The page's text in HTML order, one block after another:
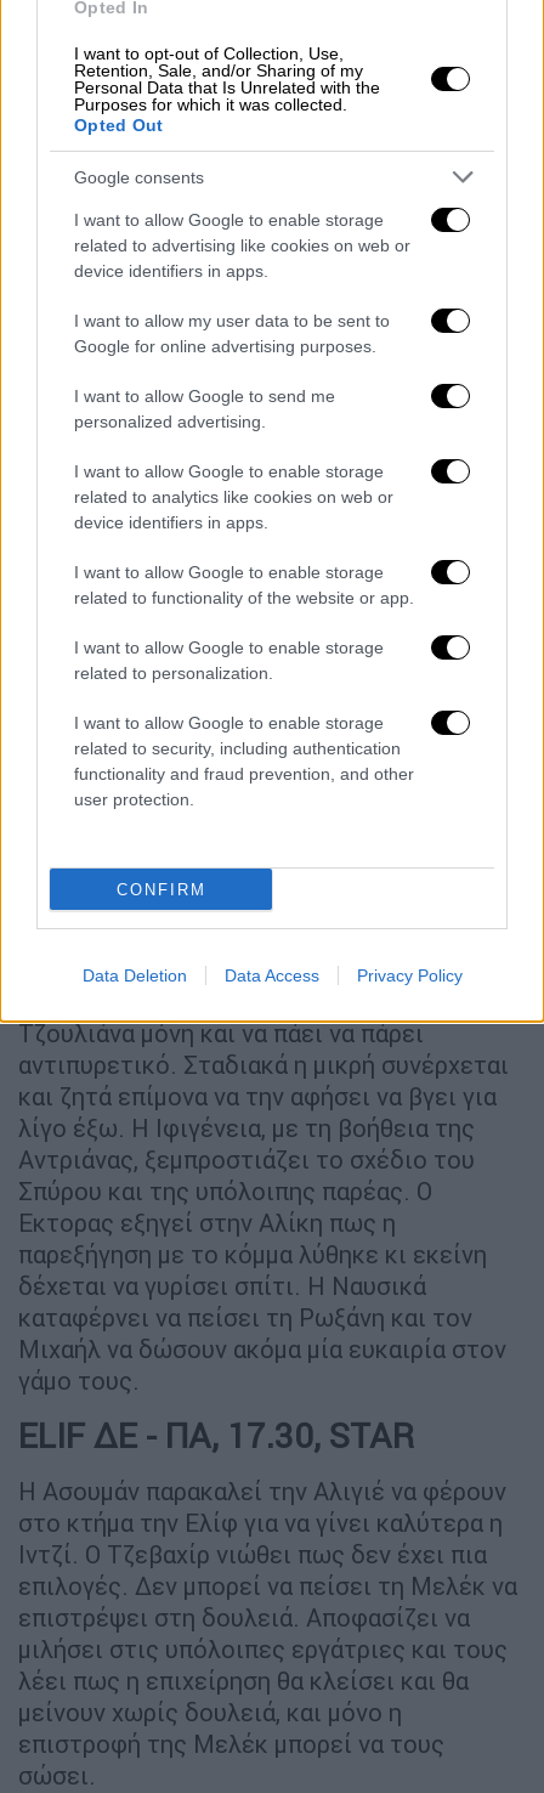
Opted In
I want to opt-out of Collection, Use,
Retention, Sale, and/or Sharing of my
Personal Data that Is Unrelated with the
Purposes for which it was collected.
Opted Out
Google consents
I want to allow Google to enable storage
related to advertising like cookies on web or
device identifiers in apps.
I want to allow my user data to be sent to
Google for online advertising purposes.
I want to allow Google to send me
personalized advertising.
I want to allow Google to enable storage
related to analytics like cookies on web or
device identifiers in apps.
I want to allow Google to enable storage
related to functionality of the website or app.
I want to allow Google to enable storage
related to personalization.
I want to allow Google to enable storage
related to security, including authentication
functionality and fraud prevention, and other
user protection.
CONFIRM
Data Deletion Data Access Privacy Policy
Η ζωή του διάσημου συνθέτη Κόουλ Πόρτερ
που μοιράστηκε ανάμεσα στη σύζυγό του
Λίντα Λι και τις ερωτικές σχέσεις του με
άντρες, όπως και οι επιτυχίες του στο
Μπρόντγουεϊ και το Χόλιγουντ, αλλά και το
ατύχημα που τον άφησε παράλυτο.
Εντυπωσιακά κοστούμια και ντεκόρ που
αναβιώνουν με πιστότητα τη δεκαετία του
’30, ευχάριστα μουσικά διαλείμματα όπου
σύγχρονοι καλλιτέχνες (ανάμεσά τους και ο
Μάριος Φραγκούλης) ερμηνεύουν τραγούδια
να μας βγάλουν από την ανία μιας κατά τα
άλλα βαρετής, ακαδημαϊκής βιογραφίας.
(2004) ●●●●
Περιοχή υψηλού κινδύνου 00.20 - ALPHA
Ο ιδιοκτήτης μιας εταιρείας υλοτομίας και ο
στιγμές σε μια απομονωμένη αγροικία στο
βουνό, όμως τα σχέδιά τους ανατρέπονται
βίαια από μια ομάδα επικίνδυνων διακινητών
ναρκωτικών. Ο σταρ του «Game of Thrones»
Τζέισον Μομόα σε μια δραματική περιπέτεια
κατευθείαν από την αγορά της οικιακής
Τηλεοπτικές σειρές
Τζουλιάνα μόνη και να πάει να πάρει
αντιπυρετικό. Σταδιακά η μικρή συνέρχεται
και ζητά επίμονα να την αφήσει να βγει για
λίγο έξω. Η Ιφιγένεια, με τη βοήθεια της
Αντριάνας, ξεμπροστιάζει το σχέδιο του
Σπύρου και της υπόλοιπης παρέας. Ο
Εκτορας εξηγεί στην Αλίκη πως η
παρεξήγηση με το κόμμα λύθηκε κι εκείνη
δέχεται να γυρίσει σπίτι. Η Ναυσικά
καταφέρνει να πείσει τη Ρωξάνη και τον
Μιχαήλ να δώσουν ακόμα μία ευκαιρία στον
γάμο τους.
ELIF ΔΕ - ΠA, 17.30, STAR
Η Ασουμάν παρακαλεί την Αλιγιέ να φέρουν
στο κτήμα την Ελίφ για να γίνει καλύτερα η
Ιντζί. Ο Τζεβαχίρ νιώθει πως δεν έχει πια
επιλογές. Δεν μπορεί να πείσει τη Μελέκ να
επιστρέψει στη δουλειά. Αποφασίζει να
μιλήσει στις υπόλοιπες εργάτριες και τους
λέει πως η επιχείρηση θα κλείσει και θα
μείνουν χωρίς δουλειά, και μόνο η
επιστροφή της Μελέκ μπορεί να τους
σώσει.